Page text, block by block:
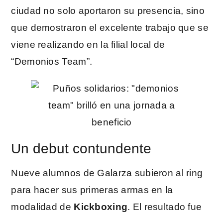
ciudad no solo aportaron su presencia, sino
que demostraron el excelente trabajo que se
viene realizando en la filial local de
“Demonios Team”.
Un debut contundente
Nueve alumnos de Galarza subieron al ring
para hacer sus primeras armas en la
modalidad de Kickboxing. El resultado fue